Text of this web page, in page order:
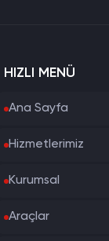
HIZLI MENÜ
Ana Sayfa
Hizmetlerimiz
Kurumsal
Araçlar